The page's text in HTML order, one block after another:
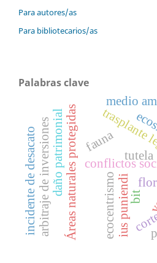
Para autores/as
Para bibliotecarios/as
Palabras clave
Áreas naturales protegidas conflictos
ecocentrismo
fauna
medio
ius puniendi
daño patrimonial
arbitraje de inversiones bit
incidente de desacato tutela